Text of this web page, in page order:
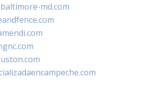
md.com